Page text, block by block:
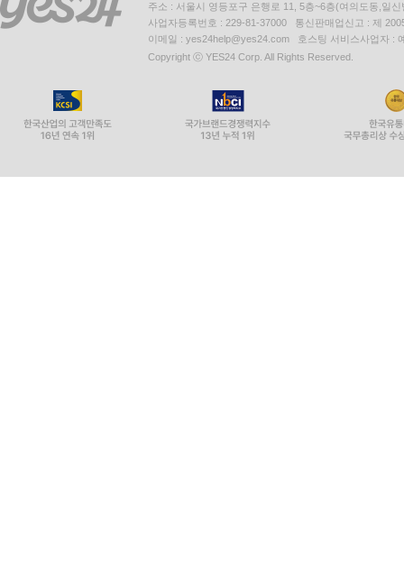
주소 : 서울시 영등포구 은행로 11, 5층~6층(여의도동,일신
사업자등록번호 : 229-81-37000 통신판매업신고 : 제
이메일 : yes24help@yes24.com 호스팅 서비스사업자 :
Copyright ⓒ YES24 Corp. All Rights Reserved.